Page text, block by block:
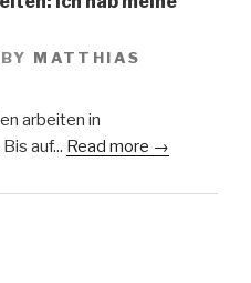
BY MATTHIAS
arbeiten in
auf... Read more →